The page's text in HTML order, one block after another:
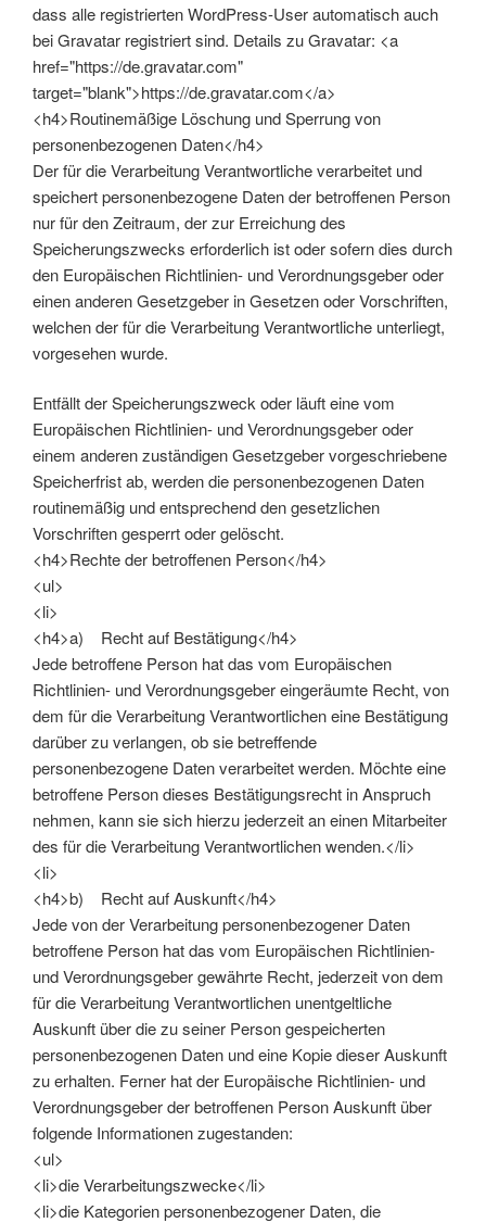
dass alle registrierten WordPress-User automatisch auch
bei Gravatar registriert sind. Details zu Gravatar: <a
href="https://de.gravatar.com"
target="blank">https://de.gravatar.com</a>
<h4>Routinemäßige Löschung und Sperrung von
personenbezogenen Daten</h4>
Der für die Verarbeitung Verantwortliche verarbeitet und
speichert personenbezogene Daten der betroffenen Person
nur für den Zeitraum, der zur Erreichung des
Speicherungszwecks erforderlich ist oder sofern dies durch
den Europäischen Richtlinien- und Verordnungsgeber oder
einen anderen Gesetzgeber in Gesetzen oder Vorschriften,
welchen der für die Verarbeitung Verantwortliche unterliegt,
vorgesehen wurde.
Entfällt der Speicherungszweck oder läuft eine vom
Europäischen Richtlinien- und Verordnungsgeber oder
einem anderen zuständigen Gesetzgeber vorgeschriebene
Speicherfrist ab, werden die personenbezogenen Daten
routinemäßig und entsprechend den gesetzlichen
Vorschriften gesperrt oder gelöscht.
<h4>Rechte der betroffenen Person</h4>
<ul>
<li>
<h4>a) Recht auf Bestätigung</h4>
Jede betroffene Person hat das vom Europäischen
Richtlinien- und Verordnungsgeber eingeräumte Recht, von
dem für die Verarbeitung Verantwortlichen eine Bestätigung
darüber zu verlangen, ob sie betreffende
personenbezogene Daten verarbeitet werden. Möchte eine
betroffene Person dieses Bestätigungsrecht in Anspruch
nehmen, kann sie sich hierzu jederzeit an einen Mitarbeiter
des für die Verarbeitung Verantwortlichen wenden.</li>
<li>
<h4>b) Recht auf Auskunft</h4>
Jede von der Verarbeitung personenbezogener Daten
betroffene Person hat das vom Europäischen Richtlinien-
und Verordnungsgeber gewährte Recht, jederzeit von dem
für die Verarbeitung Verantwortlichen unentgeltliche
Auskunft über die zu seiner Person gespeicherten
personenbezogenen Daten und eine Kopie dieser Auskunft
zu erhalten. Ferner hat der Europäische Richtlinien- und
Verordnungsgeber der betroffenen Person Auskunft über
folgende Informationen zugestanden:
<ul>
<li>die Verarbeitungszwecke</li>
<li>die Kategorien personenbezogener Daten, die